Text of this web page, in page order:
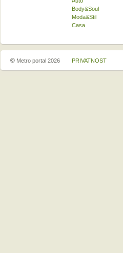
Body&Soul
Moda&Stil
Casa
© Metro portal 2026 PRIVATNOST